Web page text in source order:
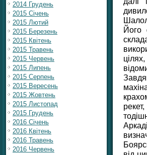
2014 Грудень
2015 Січень
2015 Лютий
2015 Березень
2015 Квітень
2015 Травень
2015 Червень
2015 Липень
2015 Серпень
2015 Вересень
2015 Жовтень
2015 Листопад
2015 Грудень
2016 Січень
2016 Квітень
2016 Травень
2016 Червень
Його